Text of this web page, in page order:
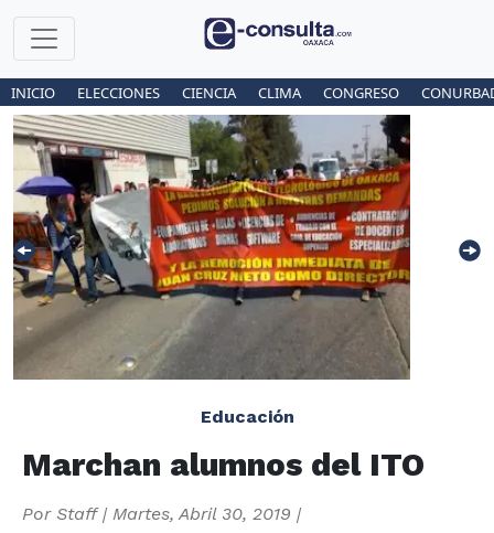
INICIO ELECCIONES CIENCIA CLIMA CONGRESO
Educación
Marchan alumnos del ITO
Por Staff| Martes, Abril 30, 2019 |